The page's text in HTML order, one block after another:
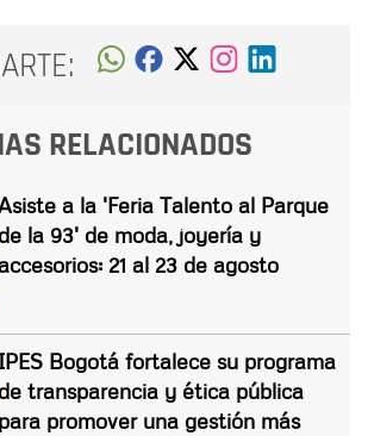
RELACIONADOS
a la 'Feria Talento al Parque
de la 93' de moda, joyería y
21 al 23 de agosto
Bogotá fortalece su programa
de transparencia y ética pública
para promover una gestión más